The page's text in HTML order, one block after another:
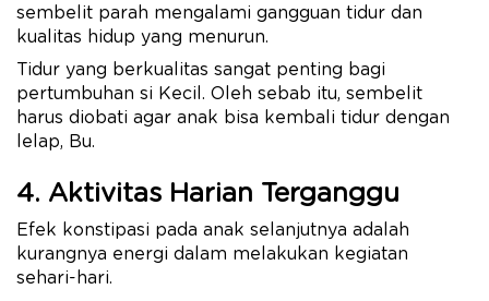
sembelit parah mengalami gangguan tidur dan
kualitas hidup yang menurun.
Tidur yang berkualitas sangat penting bagi
pertumbuhan si Kecil. Oleh sebab itu, sembelit
harus diobati agar anak bisa kembali tidur dengan
lelap, Bu.
4. Aktivitas Harian Terganggu
Efek konstipasi pada anak selanjutnya adalah
kurangnya energi dalam melakukan kegiatan
sehari-hari.